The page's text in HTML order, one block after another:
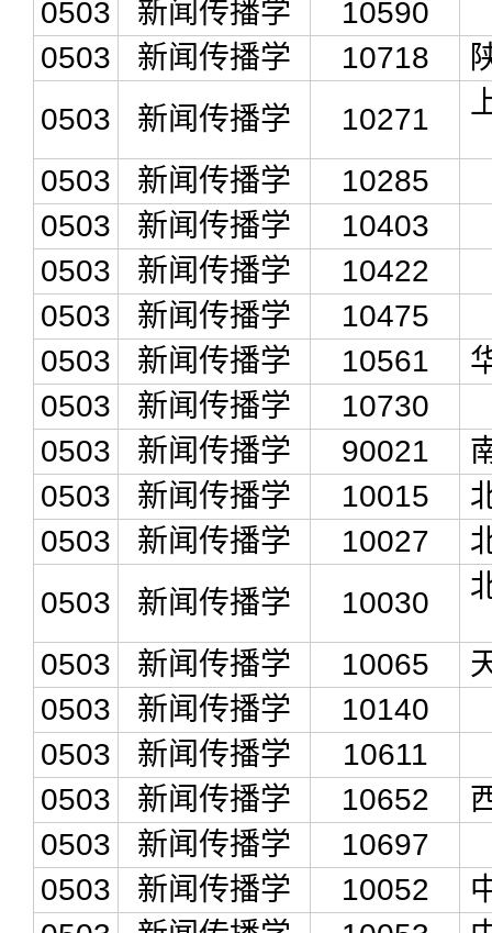
0503 新闻传播学
10590
0503
新闻传播学 10718
0503
新闻传播学 10271
0503 新闻传播学
10285
0503
新闻传播学
10403
0503
新闻传播学
10422
0503
新闻传播学
10475
0503
新闻传播学 10561
0503
新闻传播学
10730
0503
新闻传播学 90021
0503
新闻传播学 10015
0503
新闻传播学 10027
0503
新闻传播学 10030
0503 新闻传播学 10065
0503
新闻传播学
10140
0503
新闻传播学
10611
0503
新闻传播学 10652
0503
新闻传播学
10697
0503
新闻传播学 10052